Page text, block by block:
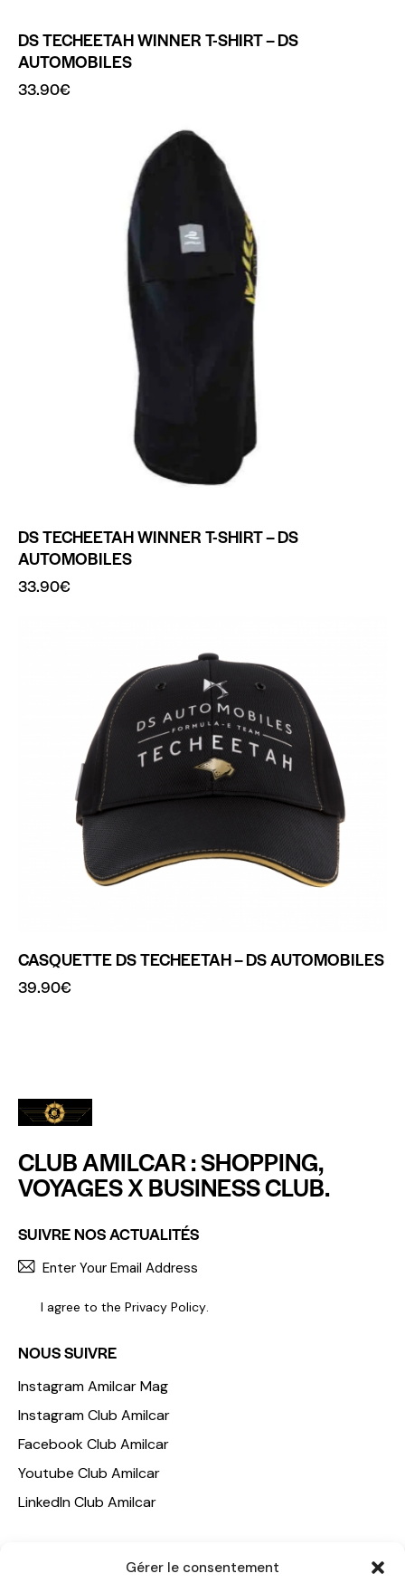
Gérer le consentement
DS TECHEETAH WINNER T-SHIRT – DS
AUTOMOBILES
33.90€
DS TECHEETAH WINNER T-SHIRT – DS
AUTOMOBILES
33.90€
CASQUETTE DS TECHEETAH – DS AUTOMOBILES
39.90€
CLUB AMILCAR : SHOPPING,
VOYAGES X BUSINESS CLUB.
SUIVRE NOS ACTUALITÉS
I agree to the Privacy Policy.
NOUS SUIVRE
Instagram Amilcar Mag
Instagram Club Amilcar
Facebook Club Amilcar
Youtube Club Amilcar
LinkedIn Club Amilcar